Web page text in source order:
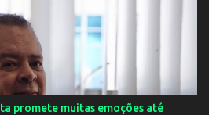
promete muitas emoções até